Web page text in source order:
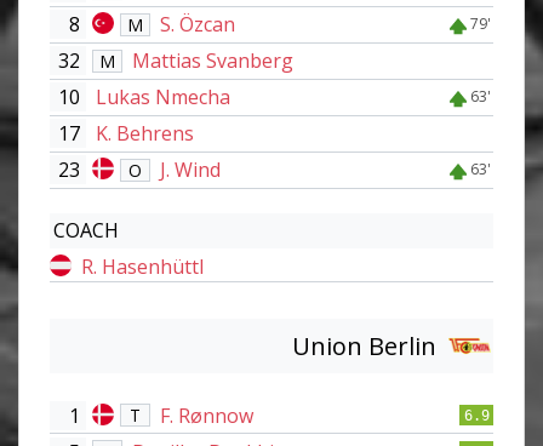
8 M S. Özcan 79'
32 M
Mattias Svanberg
10
Lukas Nmecha 63'
17
K. Behrens
23
O J. Wind 63'
COACH
R. Hasenhüttl
Union Berlin
1 T F. Rønnow 6.9